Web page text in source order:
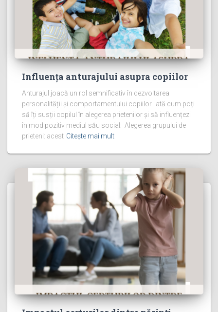
Influența anturajului asupra copiilor
Anturajul joacă un rol semnificativ în dezvoltarea
personalității și comportamentului copiilor. Iată cum poți
să îți susții copilul în alegerea prietenilor și să influențezi
în mod pozitiv mediul său social: Alegerea grupului de
prieteni: acest Citește mai mult